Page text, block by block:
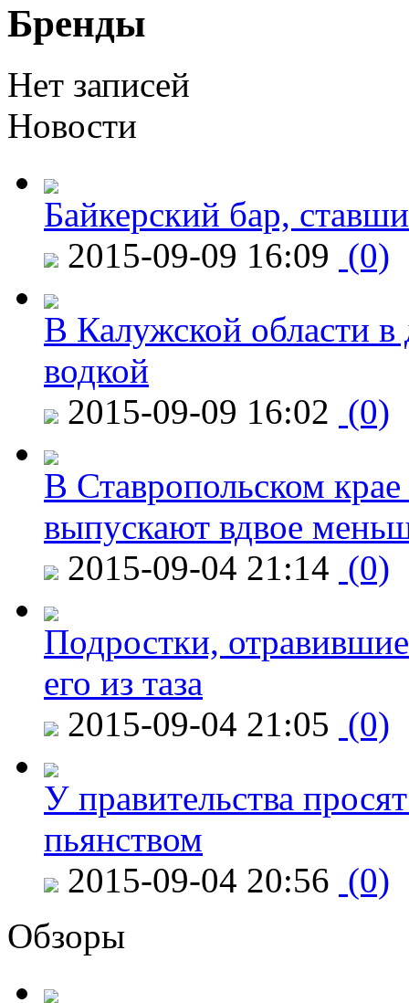
Бренды
Нет записей
Новости
Байкерский бар,
2015-09-09 16:09 (0)
В Калужской области в
водкой
2015-09-09 16:02 (0)
В Ставропольском
выпускают вдвое
2015-09-04 21:14 (0)
Подростки,
его из таза
2015-09-04 21:05 (0)
У правительства
пьянством
2015-09-04 20:56 (0)
Обзоры